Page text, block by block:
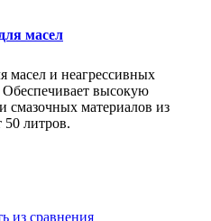
масел
масел и неагрессивных
высокую
смазочных материалов из
50 литров.
из сравнения